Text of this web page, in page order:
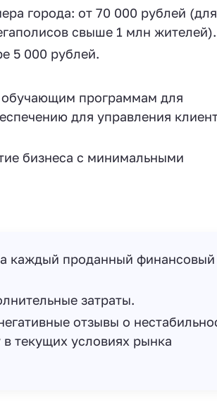
города: от 70 000 рублей (для
свыше 1 млн жителей).
5 000 рублей.
обучающим программам для
для управления
бизнеса с минимальными
каждый проданный финансовый
затраты.
отзывы о
текущих условиях рынка